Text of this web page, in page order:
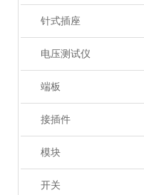
针式插座
电压测试仪
端板
接插件
模块
开关